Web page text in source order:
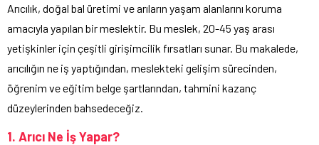
Arıcılık, doğal bal üretimi ve arıların yaşam alanlarını koruma
amacıyla yapılan bir meslektir. Bu meslek, 20-45 yaş arası
yetişkinler için çeşitli girişimcilik fırsatları sunar. Bu makalede,
arıcılığın ne iş yaptığından, meslekteki gelişim sürecinden,
öğrenim ve eğitim belge şartlarından, tahmini kazanç
düzeylerinden bahsedeceğiz.
1. Arıcı Ne İş Yapar?